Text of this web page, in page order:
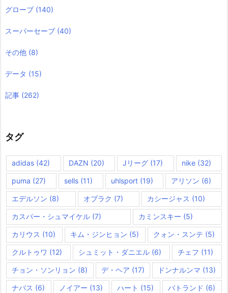
グローブ (140)
スーパーセーブ (40)
その他 (8)
データ (15)
記事 (262)
タグ
adidas (42) DAZN (20) Jリーグ (17) nike(32)
puma (27) sells(11) uhlsport(19) アリソン (6)
エデルソン (8) オブラク (7) カシージャス (10)
カスパー・シュマイケル (7) カミンスキー (5)
カリウス (10) キム・ジンヒョン (5) クォン・スンテ (5)
クルトゥワ (12) シュミット・ダニエル (6) チェフ (11)
チョン・ソンリョン (8) デ・ヘア (17) ドンナルンマ (13)
ナバス (6) ノイアー (13) ハート (15) バトランド (6)